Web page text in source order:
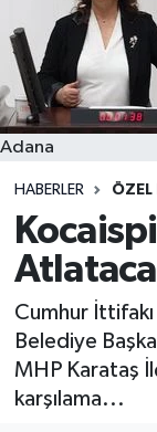
Adana
HABERLER ÖZEL
Cumhur
Belediye
MHP Karataş
karşılama...
Resmi